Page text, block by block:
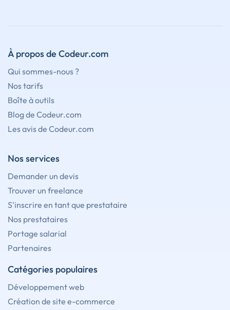
À propos de Codeur.com
Qui sommes-nous ?
Nos tarifs
Boîte à outils
Blog de Codeur.com
Les avis de Codeur.com
Nos services
Demander un devis
Trouver un freelance
S'inscrire en tant que prestataire
Nos prestataires
Portage salarial
Partenaires
Catégories populaires
Développement web
Création de site e-commerce